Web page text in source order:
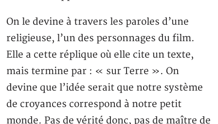
On le devine à travers les paroles d’une
religieuse, l’un des personnages du film.
Elle a cette réplique où elle cite un texte,
mais termine par : « sur Terre ». On
devine que l’idée serait que notre système
de croyances correspond à notre petit
monde. Pas de vérité donc, pas de maître de